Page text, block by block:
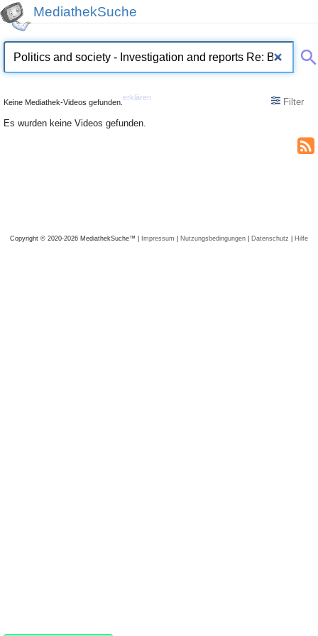
MediathekSuche
Keine Mediathek-Videos gefunden.
erklären
Filter
Es wurden keine Videos gefunden.
Copyright © 2020-2026 MediathekSuche™ | Impressum | Nutzungsbedingungen | Datenschutz | Hilfe